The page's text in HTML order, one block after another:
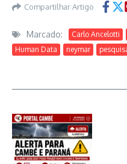
Compartilhar Artigo
Marcado: Carlo Ancelotti
Human Data
neymar